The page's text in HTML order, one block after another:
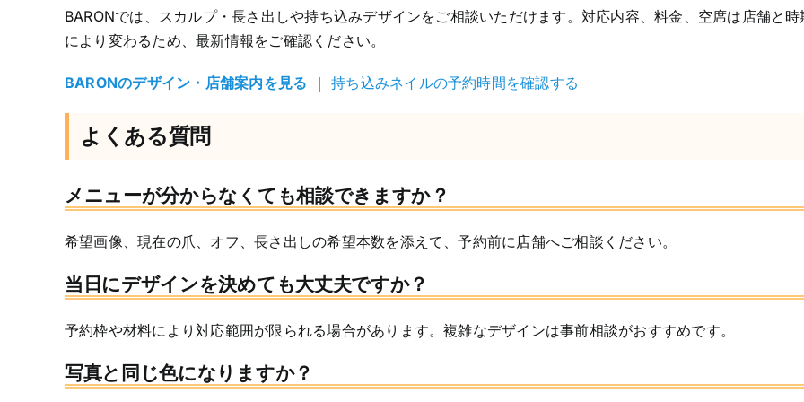
BARONでは、スカルプ・長さ出しや持ち込みデザインをご相談いただけます。対応内容、料金、空席は店舗と時
により変わるため、最新情報をご確認ください。
BARONのデザイン・店舗案内を見る ｜持ち込みネイルの予約時間を確認する
よくある質問
メニューが分からなくても相談できますか？
希望画像、現在の爪、オフ、長さ出しの希望本数を添えて、予約前に店舗へご相談ください。
当日にデザインを決めても大丈夫ですか？
予約枠や材料により対応範囲が限られる場合があります。複雑なデザインは事前相談がおすすめです。
写真と同じ色になりますか？